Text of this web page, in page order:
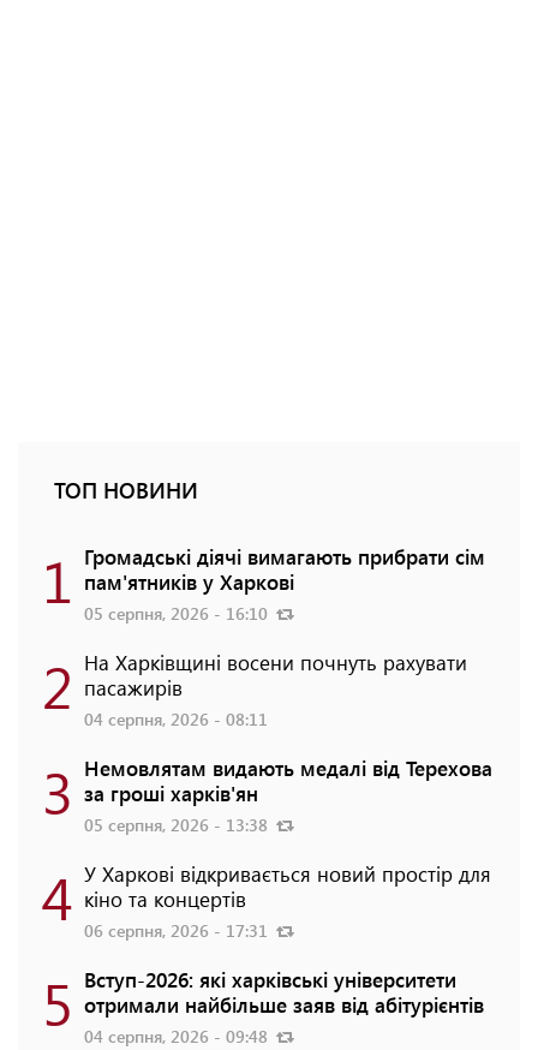
ТОП НОВИНИ
1 Громадські діячі вимагають прибрати сім
пам'ятників у Харкові
05 серпня, 2026 - 16:10
2 На Харківщині восени почнуть рахувати
пасажирів
04 серпня, 2026 - 08:11
3 Немовлятам видають медалі від Терехова
за гроші харків'ян
05 серпня, 2026 - 13:38
4 У Харкові відкривається новий простір для
кіно та концертів
06 серпня, 2026 - 17:31
5 Вступ-2026: які харківські університети
отримали найбільше заяв від абітурієнтів
04 серпня, 2026 - 09:48